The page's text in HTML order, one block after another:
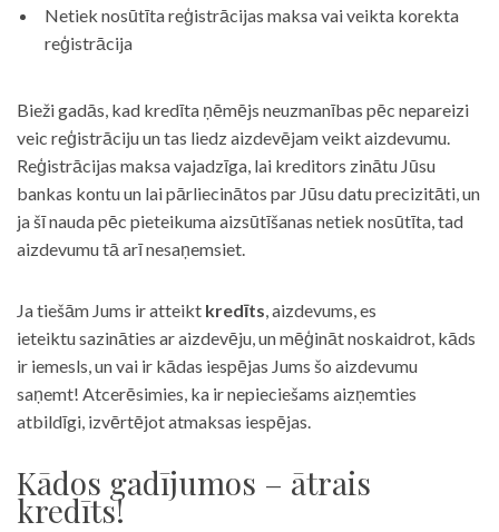
Netiek nosūtīta reģistrācijas maksa vai veikta korekta
reģistrācija
Bieži gadās, kad kredīta ņēmējs neuzmanības pēc nepareizi
veic reģistrāciju un tas liedz aizdevējam veikt aizdevumu.
Reģistrācijas maksa vajadzīga, lai kreditors zinātu Jūsu
bankas kontu un lai pārliecinātos par Jūsu datu precizitāti, un
ja šī nauda pēc pieteikuma aizsūtīšanas netiek nosūtīta, tad
aizdevumu tā arī nesaņemsiet.
Ja tiešām Jums ir atteikt kredīts, aizdevums, es
ieteiktu sazināties ar aizdevēju, un mēģināt noskaidrot, kāds
ir iemesls, un vai ir kādas iespējas Jums šo aizdevumu
saņemt! Atcerēsimies, ka ir nepieciešams aizņemties
atbildīgi, izvērtējot atmaksas iespējas.
Kādos gadījumos – ātrais
kredīts!